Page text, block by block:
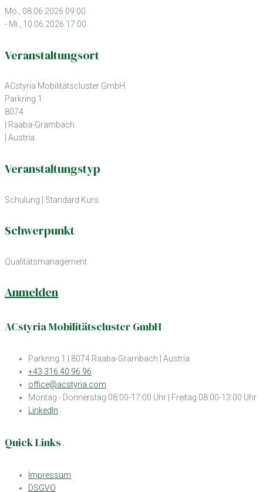
Mo., 08.06.2026 09:00
- Mi., 10.06.2026 17:00
Veranstaltungsort
ACstyria Mobilitätscluster GmbH
Parkring 1
8074
| Raaba-Grambach
| Austria
Veranstaltungstyp
Schulung | Standard Kurs
Schwerpunkt
Qualitätsmanagement
Anmelden
ACstyria Mobilitätscluster GmbH
Parkring 1 | 8074 Raaba-Grambach | Austria
+43 316 40 96 96
office@acstyria.com
Montag - Donnerstag 08:00-17:00 Uhr | Freitag 08:00-13:00 Uhr
LinkedIn
Quick Links
Impressum
DSGVO